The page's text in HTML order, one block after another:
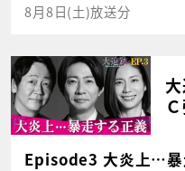
8月8日(土)放送分
Episode3 大炎上…暴